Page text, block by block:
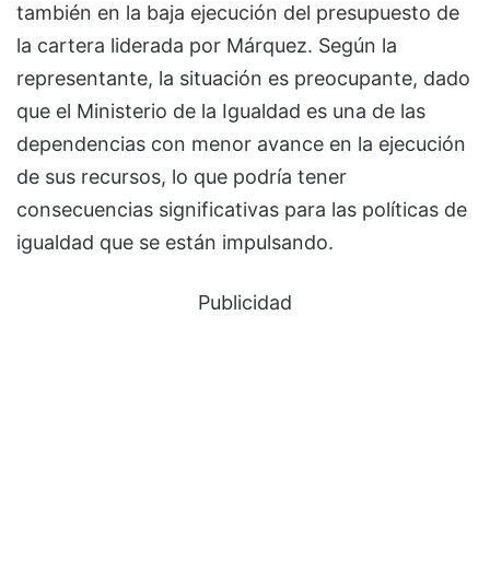
también en la baja ejecución del presupuesto de
la cartera liderada por Márquez. Según la
representante, la situación es preocupante, dado
que el Ministerio de la Igualdad es una de las
dependencias con menor avance en la ejecución
de sus recursos, lo que podría tener
consecuencias significativas para las políticas de
igualdad que se están impulsando.
Publicidad